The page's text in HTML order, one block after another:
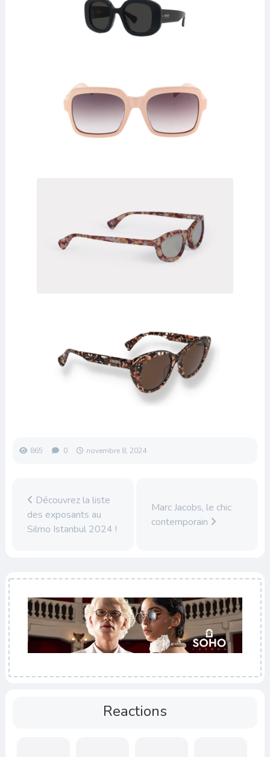
865 0 novembre 8, 2024
Découvrez la liste
des exposants au
Silmo Istanbul 2024 !
Marc Jacobs, le chic
contemporain
Reactions